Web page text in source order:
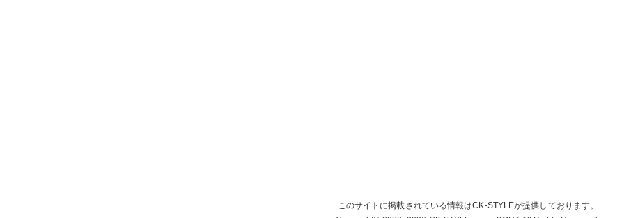
このサイトに掲載されている情報はCK-STYLEが提供しております。